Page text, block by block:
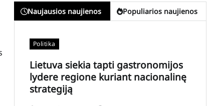
Naujausios naujienos Populiarios naujienos
Politika
Lietuva siekia tapti gastronomijos
lydere regione kuriant nacionalinę
strategiją